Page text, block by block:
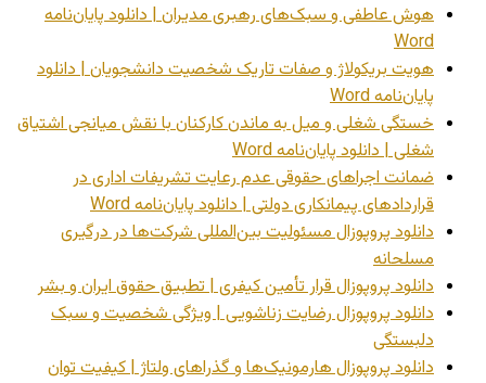
هوش عاطفی و سبک‌های رهبری مدیران | دانلود پایان‌نامه
Word
هویت بریکولاژ و صفات تاریک شخصیت دانشجویان | دانلود
پایان‌نامه Word
خستگی شغلی و میل به ماندن کارکنان با نقش میانجی اشتیاق
شغلی | دانلود پایان‌نامه Word
ضمانت اجراهای حقوقی عدم رعایت تشریفات اداری در
قراردادهای پیمانکاری دولتی | دانلود پایان‌نامه Word
دانلود پروپوزال مسئولیت بین‌المللی شرکت‌ها در درگیری
مسلحانه
دانلود پروپوزال قرار تأمین کیفری | تطبیق حقوق ایران و بشر
دانلود پروپوزال رضایت زناشویی | ویژگی شخصیت و سبک
دلبستگی
دانلود پروپوزال هارمونیک‌ها و گذراهای ولتاژ | کیفیت توان